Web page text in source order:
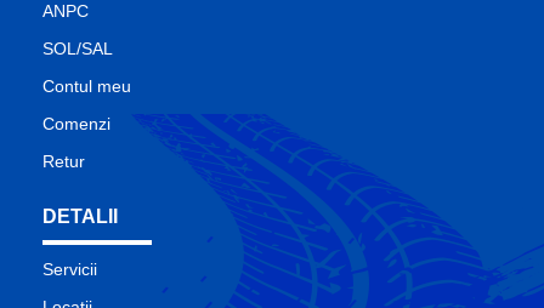
ANPC
SOL/SAL
Contul meu
Comenzi
Retur
DETALII
Servicii